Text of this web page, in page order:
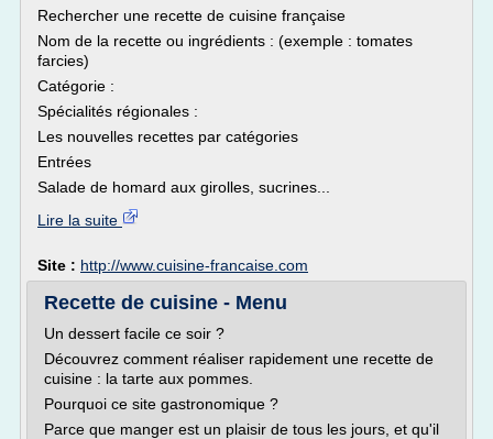
Rechercher une recette de cuisine française
Nom de la recette ou ingrédients : (exemple : tomates
farcies)
Catégorie :
Spécialités régionales :
Les nouvelles recettes par catégories
Entrées
Salade de homard aux girolles, sucrines...
Lire la suite
Site : http://www.cuisine-francaise.com
Recette de cuisine - Menu
Un dessert facile ce soir ?
Découvrez comment réaliser rapidement une recette de
cuisine : la tarte aux pommes.
Pourquoi ce site gastronomique ?
Parce que manger est un plaisir de tous les jours, et qu'il